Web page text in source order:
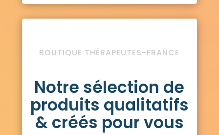
BOUTIQUE THÉRAPEUTES-FRANCE
Notre sélection de
produits qualitatifs
& créés pour vous